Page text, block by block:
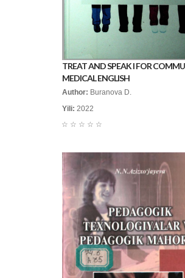
QILISH
Ko‘rishlar:37
Ushbu o'quv
qilish fani
vazifalari, inson
BATAFSIL...
TREAT AND SPEAK I FOR
MEDICAL ENGLISH
Author: Buranova D.
Yili: 2022
☆
☆
☆
☆
☆